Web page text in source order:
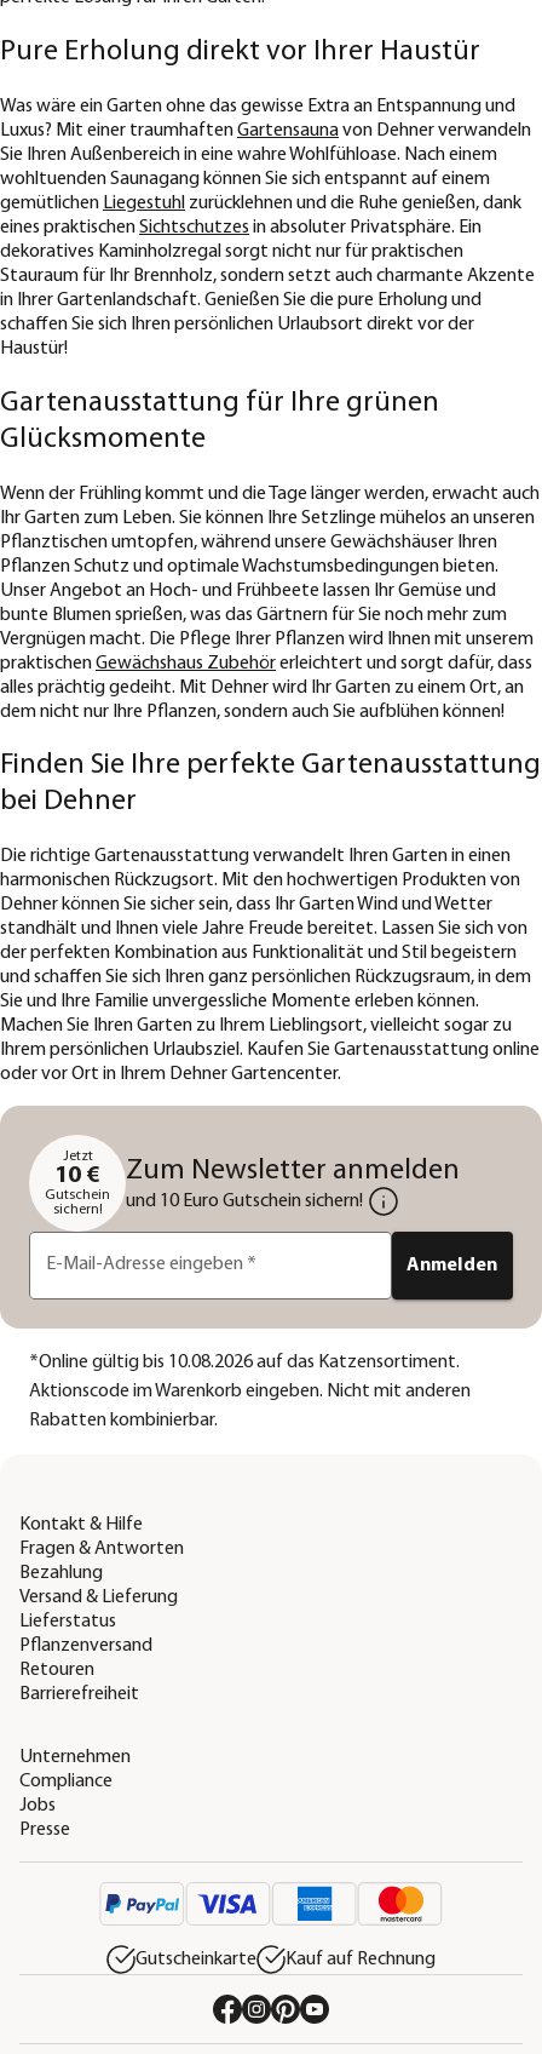
Pure Erholung direkt vor Ihrer Haustür
Was wäre ein Garten ohne das gewisse Extra an Entspannung und
Luxus? Mit einer traumhaftenGartensaunavon Dehner verwandeln
Sie Ihren Außenbereich in eine wahre Wohlfühloase. Nach einem
wohltuenden Saunagang können Sie sich entspannt auf einem
gemütlichen Liegestuhl zurücklehnen und die Ruhe genießen, dank
eines praktischenSichtschutzes in absoluter Privatsphäre. Ein
dekoratives Kaminholzregal sorgt nicht nur für praktischen
Stauraum für Ihr Brennholz, sondern setzt auch charmante Akzente
in Ihrer Gartenlandschaft. Genießen Sie die pure Erholung und
schaffen Sie sich Ihren persönlichen Urlaubsort direkt vor der
Haustür!
Gartenausstattung für Ihre grünen
Glücksmomente
Wenn der Frühling kommt und die Tage länger werden, erwacht auch
Ihr Garten zum Leben. Sie können Ihre Setzlinge mühelos an unseren
Pflanztischen umtopfen, während unsere Gewächshäuser Ihren
Pflanzen Schutz und optimale Wachstumsbedingungen bieten.
Unser Angebot an Hoch- und Frühbeete lassen Ihr Gemüse und
bunte Blumen sprießen, was das Gärtnern für Sie noch mehr zum
Vergnügen macht. Die Pflege Ihrer Pflanzen wird Ihnen mit unserem
praktischenGewächshaus Zubehörerleichtert und sorgt dafür, dass
alles prächtig gedeiht. Mit Dehner wird Ihr Garten zu einem Ort, an
dem nicht nur Ihre Pflanzen, sondern auch Sie aufblühen können!
Finden Sie Ihre perfekte Gartenausstattung
bei Dehner
Die richtige Gartenausstattung verwandelt Ihren Garten in einen
harmonischen Rückzugsort. Mit den hochwertigen Produkten von
Dehner können Sie sicher sein, dass Ihr Garten Wind und Wetter
standhält und Ihnen viele Jahre Freude bereitet. Lassen Sie sich von
der perfekten Kombination aus Funktionalität und Stil begeistern
und schaffen Sie sich Ihren ganz persönlichen Rückzugsraum, in dem
Sie und Ihre Familie unvergessliche Momente erleben können.
Machen Sie Ihren Garten zu Ihrem Lieblingsort, vielleicht sogar zu
Ihrem persönlichen Urlaubsziel. Kaufen Sie Gartenausstattung online
oder vor Ort in Ihrem Dehner Gartencenter.
Jetzt
10 €
Gutschein
sichern!
Zum Newsletter anmelden
und 10 Euro Gutschein sichern!
E-Mail-Adresse eingeben * Anmelden
*Online gültig bis 10.08.2026 auf das Katzensortiment.
Aktionscode im Warenkorb eingeben. Nicht mit anderen
Rabatten kombinierbar.
Kontakt & Hilfe
Fragen & Antworten
Bezahlung
Versand & Lieferung
Lieferstatus
Pflanzenversand
Retouren
Barrierefreiheit
Unternehmen
Compliance
Jobs
Presse
Gutscheinkarte Kauf auf Rechnung